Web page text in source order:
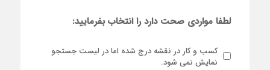
لطفا مواردی صحت دارد را انتخاب بفرمایید:
کسب و کار در نقشه درج شده اما در لیست جستجو
نمایش نمی شود.